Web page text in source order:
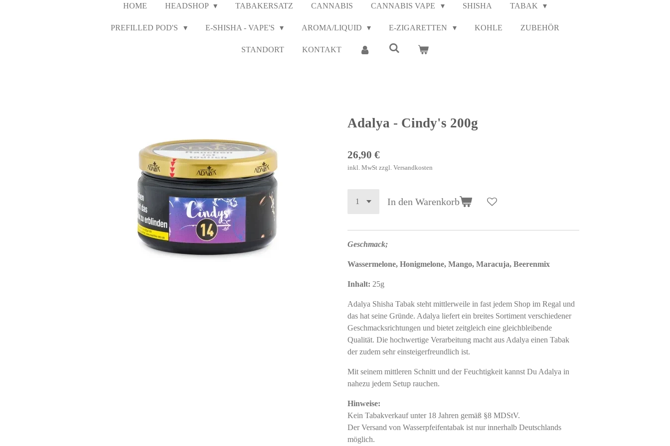
HOME HEADSHOP TABAKERSATZ CANNABIS CANNABIS VAPE SHISHA TABAK
PREFILLED POD'S E-SHISHA - VAPE'S AROMA/LIQUID E-ZIGARETTEN KOHLE ZUBEHÖR
STANDORT KONTAKT
Adalya - Cindy's 200g
26,90 €
inkl. MwSt zzgl. Versandkosten
In den Warenkorb
Geschmack;
Wassermelone, Honigmelone, Mango, Maracuja, Beerenmix
Inhalt: 25g
Adalya Shisha Tabak steht mittlerweile in fast jedem Shop im Regal und
das hat seine Gründe. Adalya liefert ein breites Sortiment verschiedener
Geschmacksrichtungen und bietet zeitgleich eine gleichbleibende
Qualität. Die hochwertige Verarbeitung macht aus Adalya einen Tabak
der zudem sehr einsteigerfreundlich ist.
Mit seinem mittleren Schnitt und der Feuchtigkeit kannst Du Adalya in
nahezu jedem Setup rauchen.
Hinweise:
Kein Tabakverkauf unter 18 Jahren gemäß §8 MDStV.
Der Versand von Wasserpfeifentabak ist nur innerhalb Deutschlands
möglich.